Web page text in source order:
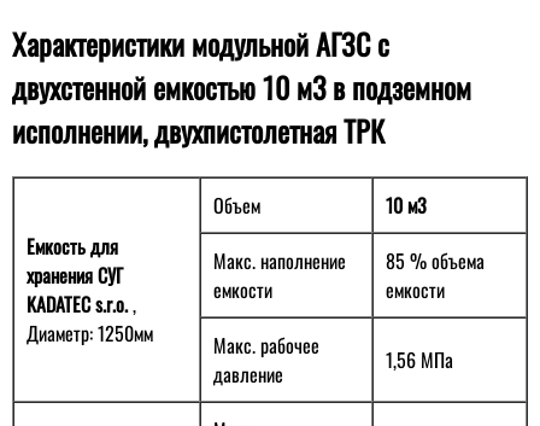
Характеристики модульной АГЗС с
двухстенной емкостью 10 м3 в подземном
исполнении, двухпистолетная ТРК
Емкость для
хранения СУГ
KADATEC s.r.o.,
Диаметр: 1250мм
Объем
10 м3
Макс. наполнение
емкости
85 % объема
емкости
Макс. рабочее
давление
1,56 MПa